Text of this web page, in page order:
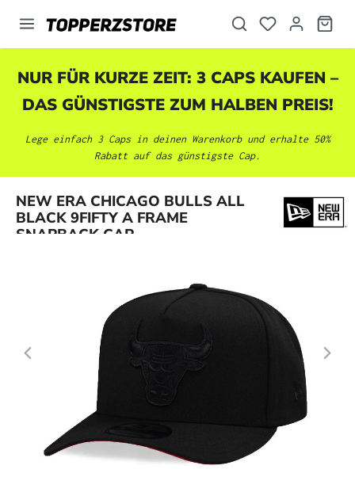
springen
NUR FÜR KURZE ZEIT: 3 CAPS KAUFEN –
DAS GÜNSTIGSTE ZUM HALBEN PREIS!
Lege einfach 3 Caps in deinen Warenkorb und erhalte 50%
Rabatt auf das günstigste Cap.
NEW ERA CHICAGO BULLS ALL
BLACK 9FIFTY A FRAME
SNAPBACK CAP
Bildergalerie überspringen